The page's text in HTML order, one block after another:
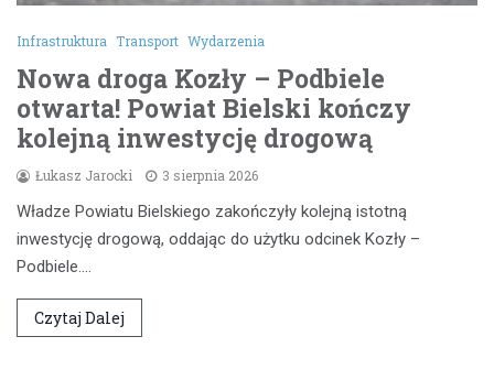
Infrastruktura Transport Wydarzenia
Nowa droga Kozły – Podbiele
otwarta! Powiat Bielski kończy
kolejną inwestycję drogową
Łukasz Jarocki 3 sierpnia 2026
Władze Powiatu Bielskiego zakończyły kolejną istotną
inwestycję drogową, oddając do użytku odcinek Kozły –
Podbiele.…
Czytaj Dalej